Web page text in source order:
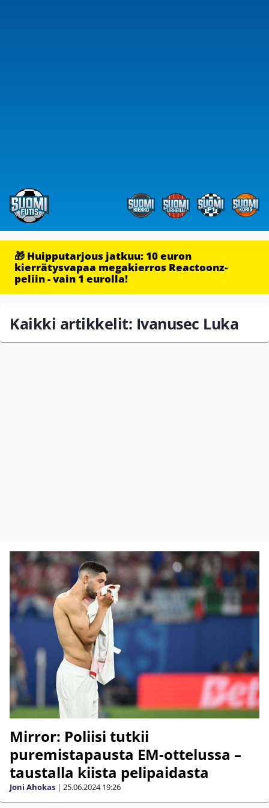
🎁 Huipputarjous jatkuu: 10 euron
kierrätysvapaa megakierros Reactoonz-
peliin - vain 1 eurolla!
Kaikki artikkelit: Ivanusec Luka
Mirror: Poliisi tutkii
puremistapausta EM-ottelussa –
taustalla kiista pelipaidasta
Joni Ahokas | 25.06.2024 19:26